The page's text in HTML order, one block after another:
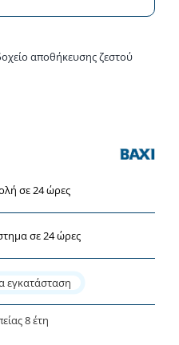
αποθήκευσης ζεστού
σε 24 ώρες
σε 24 ώρες
εγκατάσταση
8 έτη